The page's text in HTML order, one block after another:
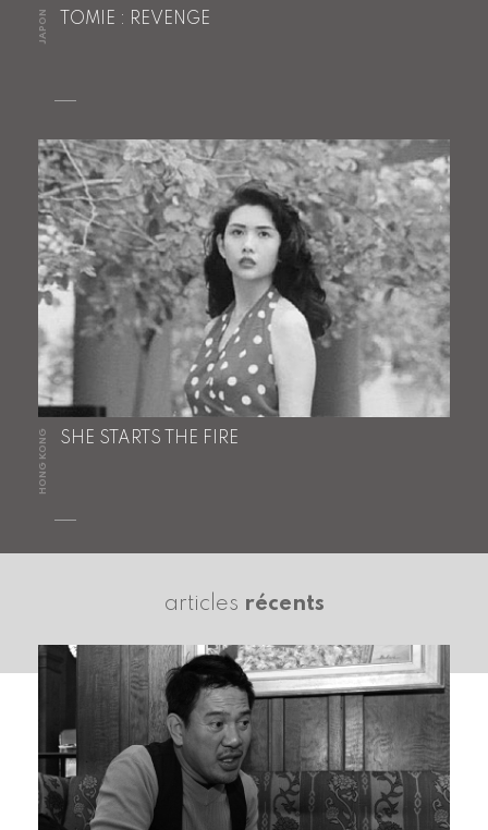
JAPON TOMIE : REVENGE
HONG KONG SHE STARTS THE FIRE
articles récents